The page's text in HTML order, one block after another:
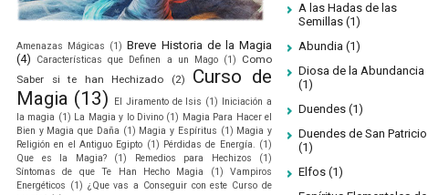
Amenazas Mágicas (1) Breve Historia de la Magia
(4)
Características que Definen a un Mago (1)
Como
Saber si te han Hechizado
(2)
Curso de
Magia (13) El Jiramento de Isis (1) Iniciación a
la magia (1) La Magia y lo Divino (1) Magia Para Hacer el
Bien y Magia que Daña (1) Magia y Espíritus (1) Magia y
Religión en el Antiguo Egipto (1) Pérdidas de Energía. (1)
Que es la Magia?
(1) Remedios para Hechizos
(1)
Síntomas de que Te Han Hecho Magia
(1)
Vampiros
Energéticos (1) ¿Que vas a Conseguir con este Curso de
A las Hadas de las
Semillas (1)
Abundia (1)
Diosa de la Abundancia
(1)
Duendes (1)
Duendes de San Patricio
(1)
Elfos (1)